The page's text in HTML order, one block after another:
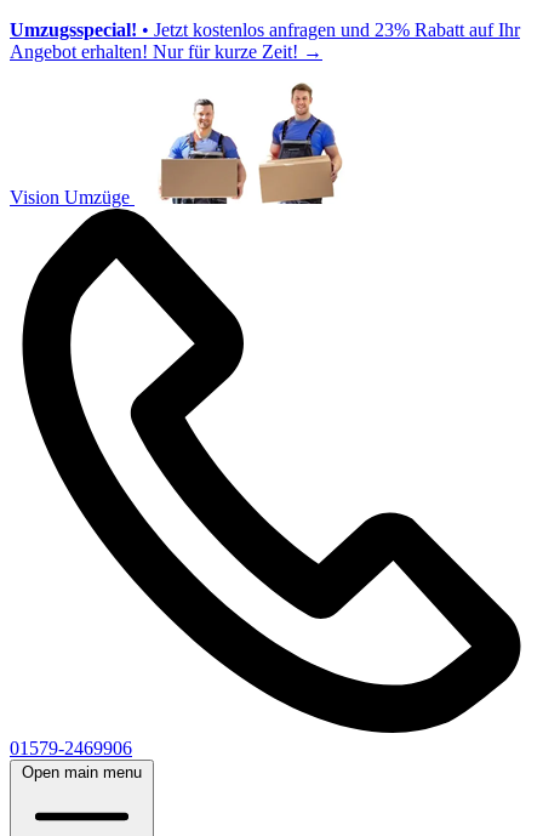
Umzugsspecial! • Jetzt kostenlos anfragen und 23% Rabatt auf Ihr
Angebot erhalten! Nur für kurze Zeit! →
Vision Umzüge
01579-2469906
Open main menu